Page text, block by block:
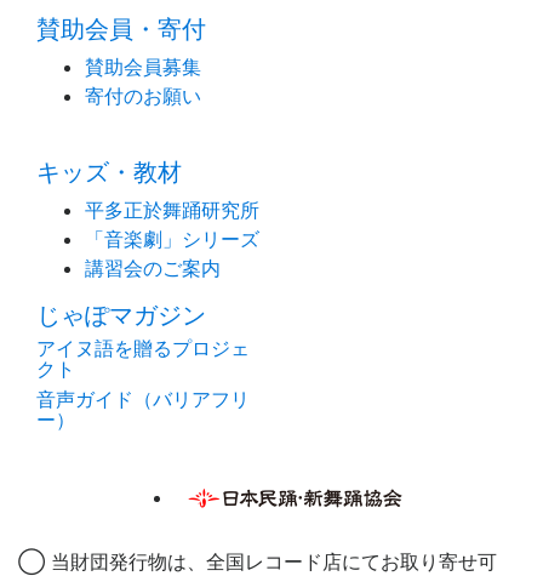
賛助会員・寄付
賛助会員募集
寄付のお願い
キッズ・教材
平多正於舞踊研究所
「音楽劇」シリーズ
講習会のご案内
じゃぽマガジン
アイヌ語を贈るプロジェ
クト
音声ガイド（バリアフリ
ー）
◯ 当財団発行物は、全国レコード店にてお取り寄せ可